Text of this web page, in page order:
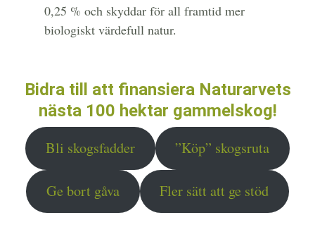
0,25 % och skyddar för all framtid mer
biologiskt värdefull natur.
Bidra till att finansiera Naturarvets
nästa 100 hektar gammelskog!
Bli skogsfadder ”Köp” skogsruta
Ge bort gåva Fler sätt att ge stöd